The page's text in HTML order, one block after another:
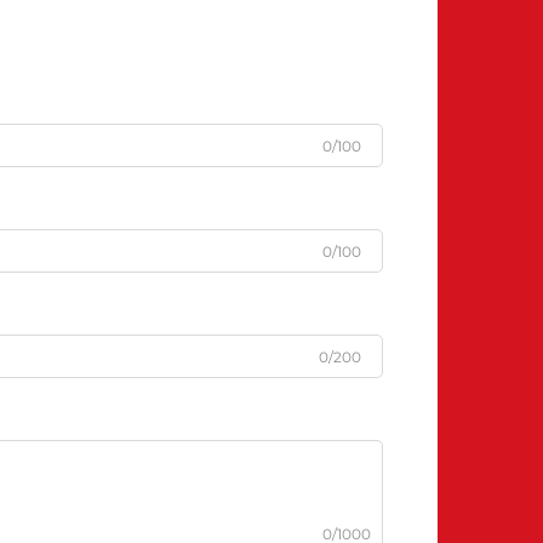
0/100
0/100
0/200
0/1000